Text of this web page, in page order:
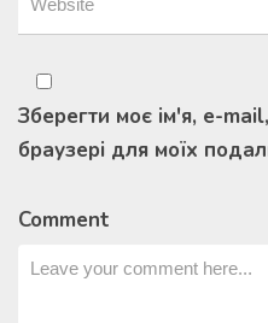
Зберегти моє ім'я, e-
браузері для моїх
Comment